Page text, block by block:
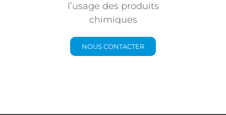
l’usage des produits
chimiques
NOUS CONTACTER